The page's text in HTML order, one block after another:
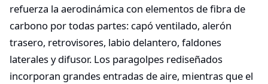
refuerza la aerodinámica con elementos de fibra de
carbono por todas partes: capó ventilado, alerón
trasero, retrovisores, labio delantero, faldones
laterales y difusor. Los paragolpes rediseñados
incorporan grandes entradas de aire, mientras que el